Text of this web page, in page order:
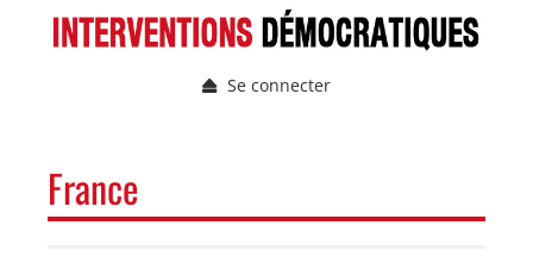
Menu
Se connecter
PRINCIPALE
France